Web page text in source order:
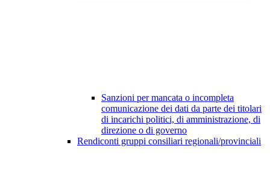
Sanzioni per mancata o incompleta
comunicazione dei dati da parte dei titolari
di incarichi politici, di amministrazione, di
direzione o di governo
Rendiconti gruppi consiliari regionali/provinciali